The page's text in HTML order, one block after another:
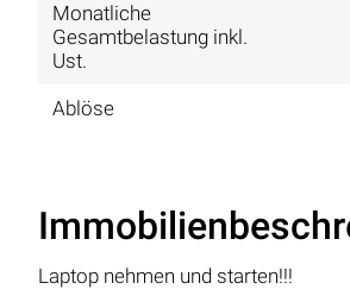
Monatliche
Gesamtbelastung inkl.
Ust.
Ablöse
Laptop nehmen und starten!!!